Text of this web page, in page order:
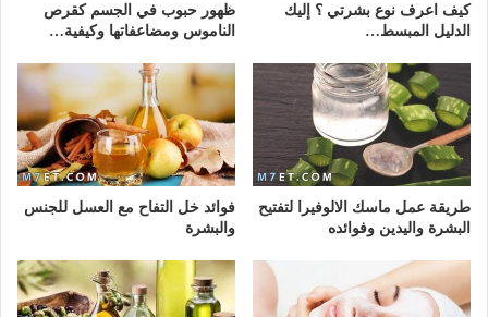
كيف اعرف نوع بشرتي ؟ إليك
الدليل المبسط…
ظهور حبوب في الجسم كقرص
الناموس ومضاعفاتها وكيفية…
طريقة عمل ماسك الالوفيرا لتفتيح
البشرة واليدين وفوائده
فوائد خل التفاح مع العسل للجنس
والبشرة